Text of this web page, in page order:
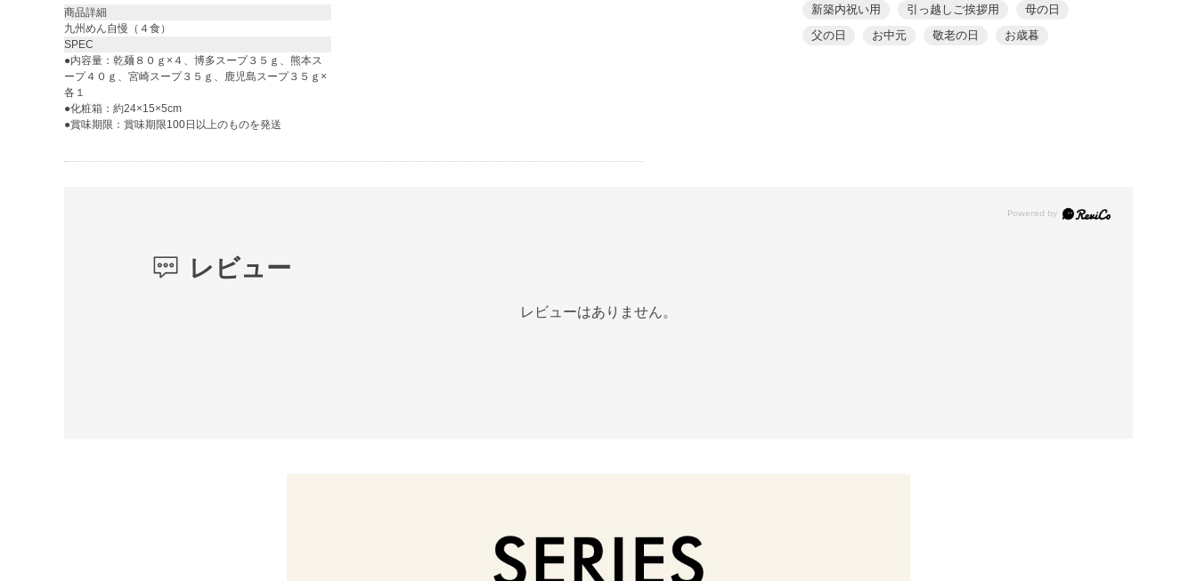
商品詳細
九州めん自慢（４食）
SPEC
●内容量：乾麺８０ｇ×４、博多スープ３５ｇ、熊本ス
ープ４０ｇ、宮崎スープ３５ｇ、鹿児島スープ３５ｇ×
各１
●化粧箱：約24×15×5cm
●賞味期限：賞味期限100日以上のものを発送
新築内祝い用
引っ越しご挨拶用
母の日
父の日
お中元 敬老の日 お歳暮
レビュー
レビューはありません。